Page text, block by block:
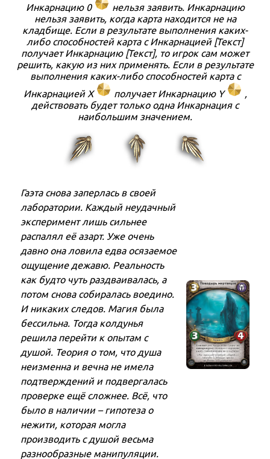
Инкарнацию 0
нельзя заявить. Инкарнацию
нельзя заявить, когда карта находится не на
кладбище. Если в результате выполнения каких-
либо способностей карта с Инкарнацией [Текст]
получает Инкарнацию [Текст], то игрок сам может
решить, какую из них применять. Если в результате
выполнения каких-либо способностей карта с
Инкарнацией Х
получает Инкарнацию Y
,
действовать будет только одна Инкарнация с
наибольшим значением.
Гаэта снова заперлась в своей
лаборатории. Каждый неудачный
эксперимент лишь сильнее
распалял её азарт. Уже очень
давно она ловила едва осязаемое
ощущение дежавю. Реальность
как будто чуть раздваивалась, а
потом снова собиралась воедино.
И никаких следов. Магия была
бессильна. Тогда колдунья
решила перейти к опытам с
душой. Теория о том, что душа
неизменна и вечна не имела
подтверждений и подвергалась
проверке ещё сложнее. Всё, что
было в наличии – гипотеза о
нежити, которая могла
производить с душой весьма
разнообразные манипуляции.